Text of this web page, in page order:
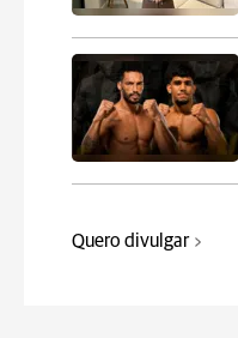
Quero divulgar